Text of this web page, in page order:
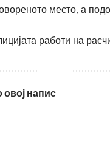
место, а
работи на
напис